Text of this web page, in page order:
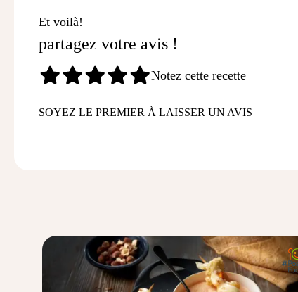
Et voilà!
partagez votre avis !
Notez cette recette
SOYEZ LE PREMIER À LAISSER UN AVIS